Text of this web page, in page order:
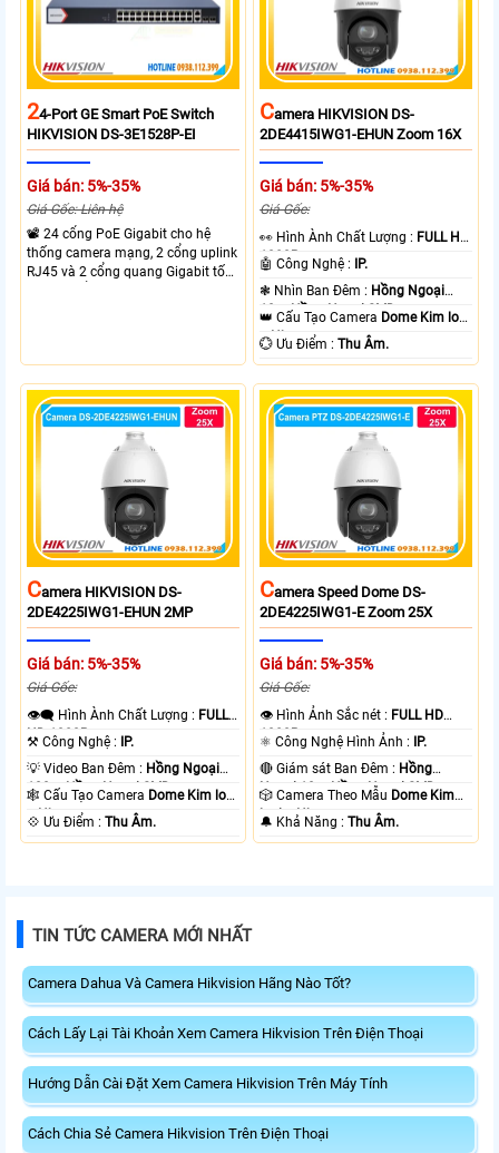
24-Port GE Smart PoE Switch
HIKVISION DS-3E1528P-EI
Giá bán: 5%-35%
Giá Gốc: Liên hệ
📽 24 cổng PoE Gigabit cho hệ
thống camera mạng, 2 cổng uplink
RJ45 và 2 cổng quang Gigabit tốc
CAmera HIKVISION DS-
2DE4415IWG1-EHUN Zoom 16X
Giá bán: 5%-35%
Giá Gốc:
️👀 Hình Ành Chất Lượng : FULL HD
1080P .
🤖️ Công Nghệ :
IP.
❃ Nhìn Ban Đêm : Hồng Ngoại
10m Hồng Ngoại SMD.
👑 Cấu Tạo Camera Dome Kim loại
+ Nhựa.
️💮 Ưu Điểm :Thu Âm.
CAmera HIKVISION DS-
2DE4225IWG1-EHUN 2MP
Giá bán: 5%-35%
Giá Gốc:
👁️‍🗨 Hình Ành Chất Lượng : FULL
HD 1080P .
⚒ Công Nghệ :
IP.
💡 Video Ban Đêm : Hồng Ngoại
100m Hồng Ngoại SMD.
🕸️ Cấu Tạo Camera Dome Kim loại
+ Nhựa.
️💠 Ưu Điểm :Thu Âm.
CAmera Speed Dome DS-
2DE4225IWG1-E Zoom 25X
Giá bán: 5%-35%
Giá Gốc:
👁 Hình Ảnh Sắc nét : FULL HD
1080P .
⚛️ Công Nghệ Hình Ảnh :
IP.
🔴 Giám sát Ban Đêm : Hồng
Ngoại 10m Hồng Ngoại SMD.
🎲 Camera Theo Mẫu Dome Kim
loại + Nhựa.
️🔔 Khả Năng :Thu Âm.
TIN TỨC CAMERA MỚI NHẤT
Camera Dahua Và Camera Hikvision Hãng Nào Tốt?
Cách Lấy Lại Tài Khoản Xem Camera Hikvision Trên Điện Thoại
Hướng Dẫn Cài Đặt Xem Camera Hikvision Trên Máy Tính
Cách Chia Sẻ Camera Hikvision Trên Điện Thoại